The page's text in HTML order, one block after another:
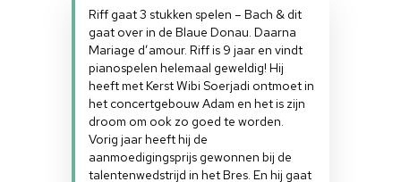
Riff gaat 3 stukken spelen – Bach & dit
gaat over in de Blaue Donau. Daarna
Mariage d’amour. Riff is 9 jaar en vindt
pianospelen helemaal geweldig! Hij
heeft met Kerst Wibi Soerjadi ontmoet in
het concertgebouw Adam en het is zijn
droom om ook zo goed te worden.
Vorig jaar heeft hij de
aanmoedigingsprijs gewonnen bij de
talentenwedstrijd in het Bres. En hij gaat